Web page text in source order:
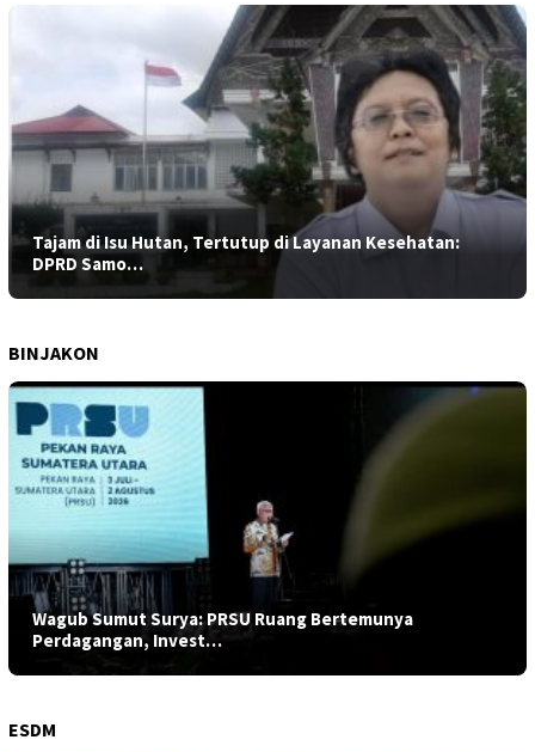
Tajam di Isu Hutan, Tertutup di Layanan Kesehatan:
DPRD Samo…
BINJAKON
Wagub Sumut Surya: PRSU Ruang Bertemunya
Perdagangan, Invest…
ESDM